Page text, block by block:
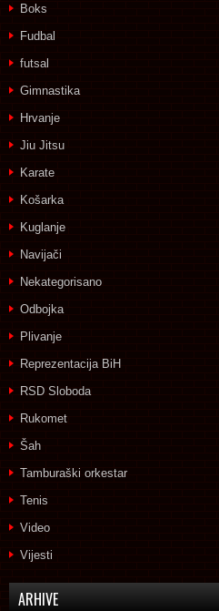
Boks
Fudbal
futsal
Gimnastika
Hrvanje
Jiu Jitsu
Karate
Košarka
Kuglanje
Navijači
Nekategorisano
Odbojka
Plivanje
Reprezentacija BiH
RSD Sloboda
Rukomet
Šah
Tamburaški orkestar
Tenis
Video
Vijesti
ARHIVE